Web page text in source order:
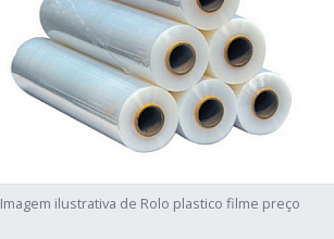
Imagem ilustrativa de Rolo plastico filme preço